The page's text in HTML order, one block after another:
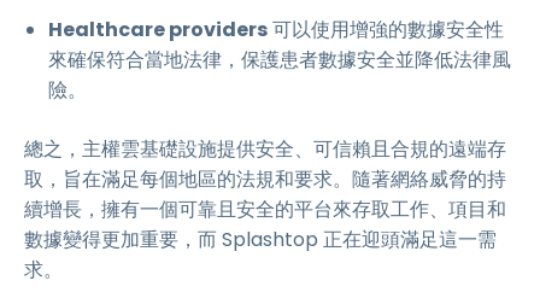
Healthcare providers可以使用增強的數據安全性
來確保符合當地法律，保護患者數據安全並降低法律風
險。
總之，主權雲基礎設施提供安全、可信賴且合規的遠端存
取，旨在滿足每個地區的法規和要求。隨著網絡威脅的持
續增長，擁有一個可靠且安全的平台來存取工作、項目和
數據變得更加重要，而 Splashtop 正在迎頭滿足這一需
求。